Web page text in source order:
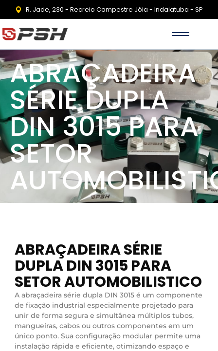
R. Jade, 230 - Recreio Campestre Jóia - Indaiatuba - SP
ABRAÇADEIRA
SÉRIE DUPLA
DIN 3015 PARA
SETOR
ABRAÇADEIRA SÉRIE
DUPLA DIN 3015 PARA
SETOR AUTOMOBILISTICO
A abraçadeira série dupla DIN 3015 é um componente
de fixação industrial especialmente projetado para
unir de forma segura e simultânea múltiplos tubos,
mangueiras, cabos ou outros componentes em um
único ponto. Sua configuração modular permite uma
instalação rápida e eficiente, otimizando espaço e